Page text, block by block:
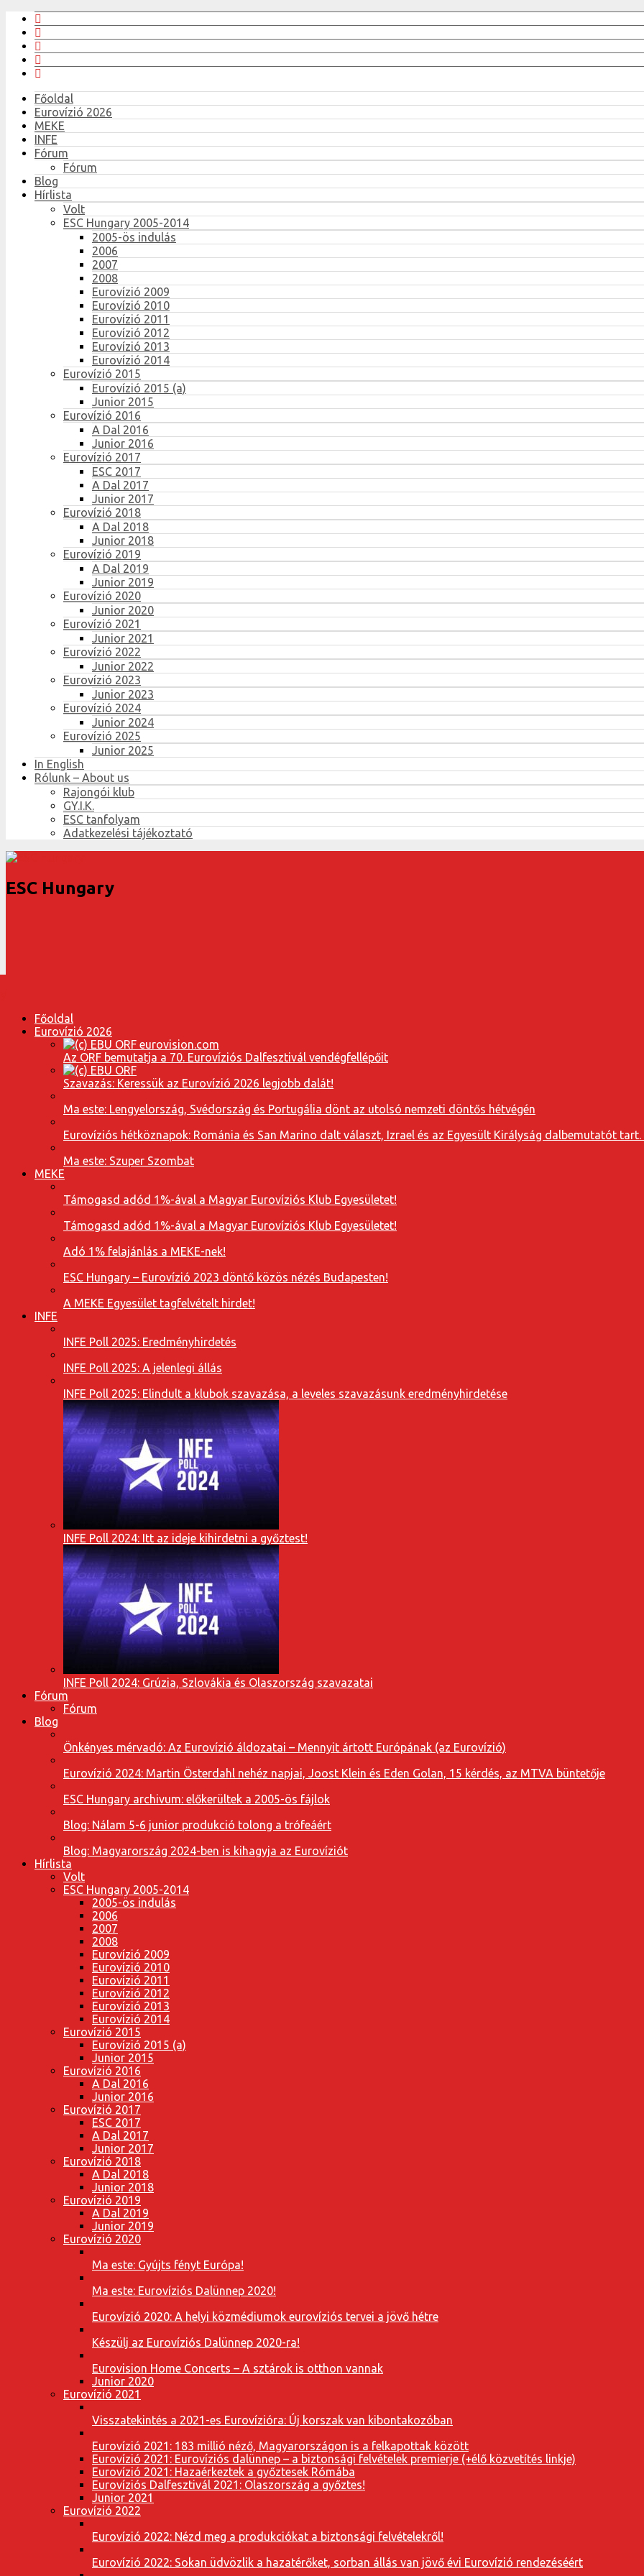
Főoldal
Eurovízió 2026
MEKE
INFE
Fórum
Fórum
Blog
Hírlista
Volt
ESC Hungary 2005-2014
2005-ös indulás
2006
2007
2008
Eurovízió 2009
Eurovízió 2010
Eurovízió 2011
Eurovízió 2012
Eurovízió 2013
Eurovízió 2014
Eurovízió 2015
Eurovízió 2015 (a)
Junior 2015
Eurovízió 2016
A Dal 2016
Junior 2016
Eurovízió 2017
ESC 2017
A Dal 2017
Junior 2017
Eurovízió 2018
A Dal 2018
Junior 2018
Eurovízió 2019
A Dal 2019
Junior 2019
Eurovízió 2020
Junior 2020
Eurovízió 2021
Junior 2021
Eurovízió 2022
Junior 2022
Eurovízió 2023
Junior 2023
Eurovízió 2024
Junior 2024
Eurovízió 2025
Junior 2025
In English
Rólunk – About us
Rajongói klub
GY.I.K.
ESC tanfolyam
Adatkezelési tájékoztató
ESC Hungary
Főoldal
Eurovízió 2026
Az ORF bemutatja a 70. Eurovíziós Dalfesztivál vendégfellépőit
Szavazás: Keressük az Eurovízió 2026 legjobb dalát!
Ma este: Lengyelország, Svédország és Portugália dönt az utolsó nemzeti döntős hétvégén
Eurovíziós hétköznapok: Románia és San Marino dalt választ, Izrael és az Egyesült Királyság dalbemutatót tart.
Ma este: Szuper Szombat
MEKE
Támogasd adód 1%-ával a Magyar Eurovíziós Klub Egyesületet!
Támogasd adód 1%-ával a Magyar Eurovíziós Klub Egyesületet!
Adó 1% felajánlás a MEKE-nek!
ESC Hungary – Eurovízió 2023 döntő közös nézés Budapesten!
A MEKE Egyesület tagfelvételt hirdet!
INFE
INFE Poll 2025: Eredményhirdetés
INFE Poll 2025: A jelenlegi állás
INFE Poll 2025: Elindult a klubok szavazása, a leveles szavazásunk eredményhirdetése
INFE Poll 2024: Itt az ideje kihirdetni a győztest!
INFE Poll 2024: Grúzia, Szlovákia és Olaszország szavazatai
Fórum
Fórum
Blog
Önkényes mérvadó: Az Eurovízió áldozatai – Mennyit ártott Európának (az Eurovízió)
Eurovízió 2024: Martin Österdahl nehéz napjai, Joost Klein és Eden Golan, 15 kérdés, az MTVA büntetője
ESC Hungary archivum: előkerültek a 2005-ös fájlok
Blog: Nálam 5-6 junior produkció tolong a trófeáért
Blog: Magyarország 2024-ben is kihagyja az Eurovíziót
Hírlista
Volt
ESC Hungary 2005-2014
2005-ös indulás
2006
2007
2008
Eurovízió 2009
Eurovízió 2010
Eurovízió 2011
Eurovízió 2012
Eurovízió 2013
Eurovízió 2014
Eurovízió 2015
Eurovízió 2015 (a)
Junior 2015
Eurovízió 2016
A Dal 2016
Junior 2016
Eurovízió 2017
ESC 2017
A Dal 2017
Junior 2017
Eurovízió 2018
A Dal 2018
Junior 2018
Eurovízió 2019
A Dal 2019
Junior 2019
Eurovízió 2020
Ma este: Gyújts fényt Európa!
Ma este: Eurovíziós Dalünnep 2020!
Eurovízió 2020: A helyi közmédiumok eurovíziós tervei a jövő hétre
Készülj az Eurovíziós Dalünnep 2020-ra!
Eurovision Home Concerts – A sztárok is otthon vannak
Junior 2020
Eurovízió 2021
Visszatekintés a 2021-es Eurovízióra: Új korszak van kibontakozóban
Eurovízió 2021: 183 millió néző, Magyarországon is a felkapottak között
Eurovízió 2021: Eurovíziós dalünnep – a biztonsági felvételek premierje (+élő közvetítés linkje)
Eurovízió 2021: Hazaérkeztek a győztesek Rómába
Eurovíziós Dalfesztivál 2021: Olaszország a győztes!
Junior 2021
Eurovízió 2022
Eurovízió 2022: Nézd meg a produkciókat a biztonsági felvételekről!
Eurovízió 2022: Sokan üdvözlik a hazatérőket, sorban állás van jövő évi Eurovízió rendezéséért